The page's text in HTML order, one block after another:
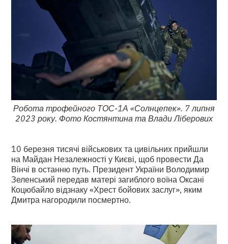
Робота трофейного ТОС-1А «Солнцепек». 7 липня
2023 року. Фото Костянтина та Влади Ліберових
10 березня тисячі військових та цивільних прийшли
на Майдан Незалежності у Києві, щоб провести Да
Вінчі в останню путь. Президент України Володимир
Зеленський передав матері загиблого воїна Оксані
Коцюбайло відзнаку «Хрест бойових заслуг», яким
Дмитра нагородили посмертно.